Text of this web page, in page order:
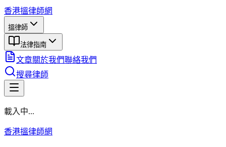
香港搵律師網
搵律師
法律指南
文章關於我們聯絡我們
搜尋律師
載入中...
香港搵律師網